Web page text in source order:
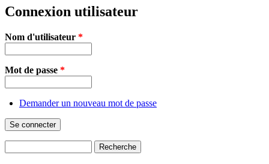
Connexion utilisateur
Nom d'utilisateur *
Mot de passe *
Demander un nouveau mot de passe